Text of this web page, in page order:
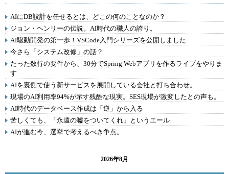
AIにDB設計を任せるとは、どこの何のことなのか？
ジョン・ヘンリーの伝説。AI時代の職人の誇り。
AI駆動開発の第一歩！VSCode入門シリーズを公開しました
今さら「システム改修」の話？
たった数行の要件から、30分でSpring Webアプリを作るライブをやりま
す
AIを裏側で使う新サービスを展開している会社と打ち合わせ。
現場のAI利用率94%が示す残酷な現実。SES現場が激変したとの声も。
AI時代のデータベース作成は「逆」から入る
苦しくても、「永遠の嘘をついてくれ」というエール
AIが進む今、選挙で考えるべき争点。
2026年8月